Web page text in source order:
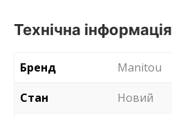
Технічна інформація
Бренд
Manitou
Стан
Новий